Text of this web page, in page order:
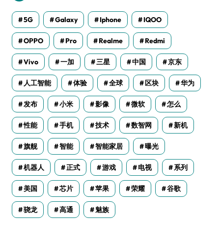
5G Galaxy Iphone IQOO
OPPO Pro Realme Redmi
Vivo 一加 三星 中国 京东
人工智能 体验 全球 区块 华为
发布 小米 影像 微软 怎么
性能 手机 技术 数智网 新机
旗舰 智能 智能家居 曝光
机器人 正式 游戏 电视 系列
美国 芯片 苹果 荣耀 谷歌
骁龙 高通 魅族